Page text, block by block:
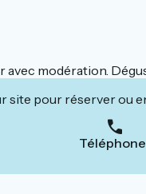
avec modération.
site pour réserver ou